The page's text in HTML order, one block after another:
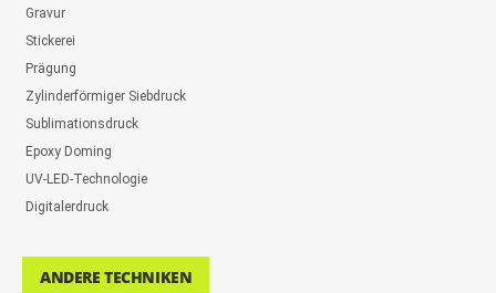
Gravur
Stickerei
Prägung
Zylinderförmiger Siebdruck
Sublimationsdruck
Epoxy Doming
UV-LED-Technologie
Digitalerdruck
ANDERE TECHNIKEN